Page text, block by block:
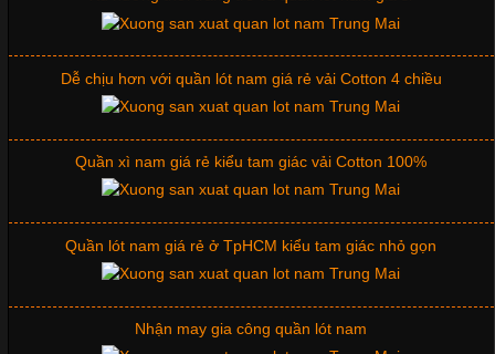
loại cổ áo sẽ mang đến một vẻ đẹp khác
Những Mẫu Áo Thun Đồng Phục Công Ty Được Ưa
Chuộng Hiện Nay
Cập nhật 2026-06-01 14:23:34
Trong môi trường kinh doanh hiện đại, việc xây dựng hình ảnh
chuyên nghiệp đóng vai trò quan trọng đối với sự phát triển của
doanh nghiệp. Một trong những giải pháp hiệu quả được nhiều
đơn vị lựa chọn hiện nay là sử dụng áo thun đồng phục công ty.
Dễ chịu hơn với quần lót nam giá rẻ vải Cotton 4 chiều
Quần xì nam giá rẻ kiểu tam giác vải Cotton 100%
Quần lót nam giá rẻ ở TpHCM kiểu tam giác nhỏ gọn
Nhận may gia công quần lót nam